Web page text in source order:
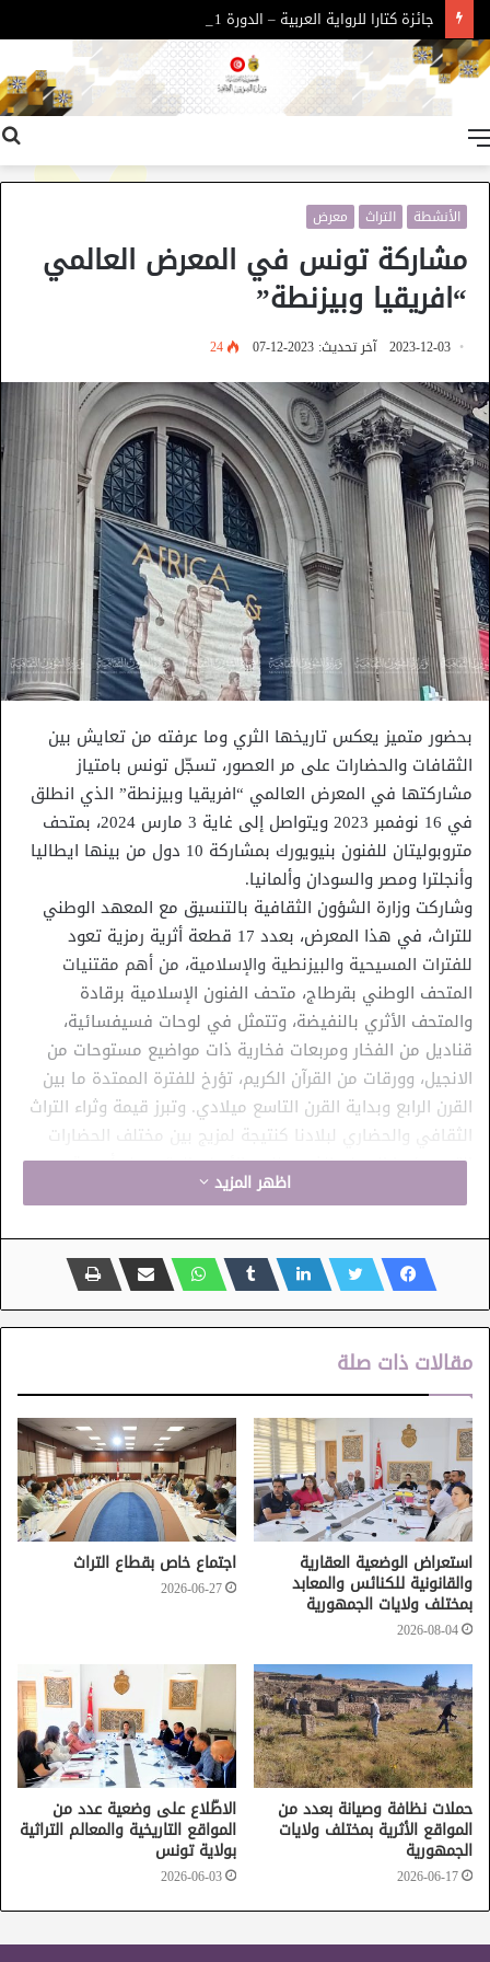
جائزة كتارا للرواية العربية – الدورة 11
الأنشطة التراث معرض
مشاركة تونس في المعرض العالمي
“افريقيا وبيزنطة”
2023-12-03 آخر تحديث: 2023-12-07 24
بحضور متميز يعكس تاريخها الثري وما عرفته من تعايش بين
الثقافات والحضارات على مر العصور، تسجّل تونس بامتياز
مشاركتها في المعرض العالمي “افريقيا وبيزنطة” الذي انطلق
في 16 نوفمبر 2023 ويتواصل إلى غاية 3 مارس 2024، بمتحف
متروبوليتان للفنون بنيويورك بمشاركة 10 دول من بينها ايطاليا
وأنجلترا ومصر والسودان وألمانيا.
وشاركت وزارة الشؤون الثقافية بالتنسيق مع المعهد الوطني
للتراث، في هذا المعرض، بعدد 17 قطعة أثرية رمزية تعود
للفترات المسيحية والبيزنطية والإسلامية، من أهم مقتنيات
المتحف الوطني بقرطاج، متحف الفنون الإسلامية برقادة
والمتحف الأثري بالنفيضة، وتتمثل في لوحات فسيفسائية،
قناديل من الفخار ومربعات فخارية ذات مواضيع مستوحات من
الانجيل، وورقات من القرآن الكريم، تؤرخ للفترة الممتدة ما بين
القرن الرابع وبداية القرن التاسع ميلادي. وتبرز قيمة وثراء التراث
الثقافي والحضاري لبلادنا كنتيجة لمزيج بين مختلف الحضارات
التي عرفها الحوض الغربي للبحر الأبيض المتوسط وأهمية
التأثيرات الأفريقية المحلية.
بولاية أوهايو خلال الفترة من 14 أفريل حتى 21 جويلية 2024.
وعلى مدى 3 أشهر تقريبا، يقدم هذا المعرض حوالي 200 قطعة
أثرية وفنية من مختلف الدول المشاركة، يبرز الروابط بين هذه
المجتمعات الثقافية المتعددة الأديان باختلاف تقاليدها يكشف
تقاليد الفن والثقافة البيزنطية وازدهار المجتمعات المختلفة
المرتبطة بالإمبراطورية البيزنطية على مدى أكثر من ألف سنة،
بمدن حوض البحر الأبيض المتوسط وشمال إفريقيا. وسيكون هذا
المعرض نافذة للتعريف بالفن البيزنطي من خلال تقديم إفريقيا
مركزًا للعوالم القديمة ومصدرا للأفكار والفنون.
وتُظهر القطع المعروضة، مدى ثراء المجتمعات المتنوعة بين البحر
الأبيض المتوسط والبحر الأحمر ومكانتها وقيمتها الحضارية
باختلاف معتقداتها، والدور الهام ساهمت به دول شمال إفريقيا
في تطوير الفن المسيحي وتواصله في المنطقة.
المعرض العالمي "افريقيا وبيزنطة"
متحف متروبوليتان للفنون بنيويورك
اظهر المزيد
مقالات ذات صلة
استعراض الوضعية العقارية
والقانونية للكنائس والمعابد
بمختلف ولايات الجمهورية
2026-08-04
اجتماع خاص بقطاع التراث
2026-06-27
حملات نظافة وصيانة بعدد من
المواقع الأثرية بمختلف ولايات
الجمهورية
2026-06-17
الاطّلاع على وضعية عدد من
المواقع التاريخية والمعالم التراثية
بولاية تونس
2026-06-03